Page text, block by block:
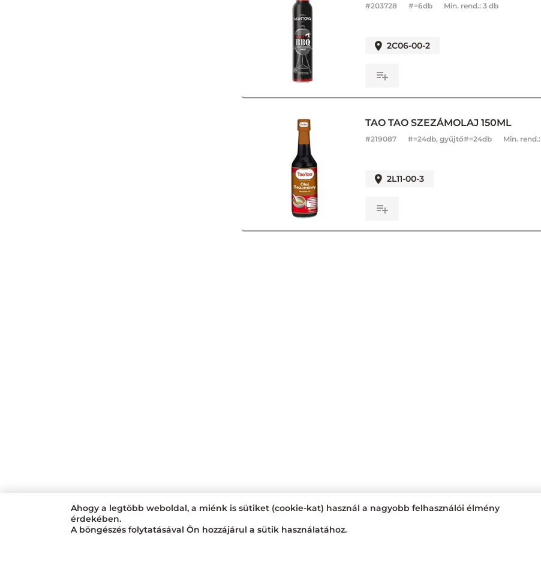
#203728 #=6db Min. rend.: 3 db
2C06-00-2
TAO TAO SZEZÁMOLAJ 150ML
#219087 #=24db, gyűjtő#=24db Min. rend.:
2L11-00-3
Ahogy a legtöbb weboldal, a miénk is sütiket (cookie-kat) használ a nagyobb felhasználói élmény
érdekében.
A böngészés folytatásával Ön hozzájárul a sütik használatához.